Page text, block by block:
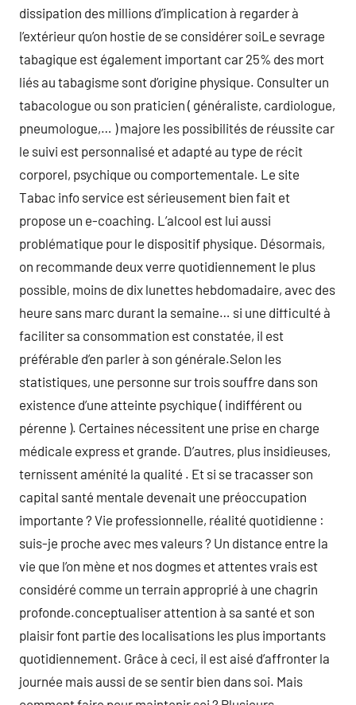
dissipation des millions d’implication à regarder à
l’extérieur qu’on hostie de se considérer soiLe sevrage
tabagique est également important car 25% des mort
liés au tabagisme sont d’origine physique. Consulter un
tabacologue ou son praticien ( généraliste, cardiologue,
pneumologue,… ) majore les possibilités de réussite car
le suivi est personnalisé et adapté au type de récit
corporel, psychique ou comportementale. Le site
Tabac info service est sérieusement bien fait et
propose un e-coaching. L’alcool est lui aussi
problématique pour le dispositif physique. Désormais,
on recommande deux verre quotidiennement le plus
possible, moins de dix lunettes hebdomadaire, avec des
heure sans marc durant la semaine… si une difficulté à
faciliter sa consommation est constatée, il est
préférable d’en parler à son générale.Selon les
statistiques, une personne sur trois souffre dans son
existence d’une atteinte psychique ( indifférent ou
pérenne ). Certaines nécessitent une prise en charge
médicale express et grande. D’autres, plus insidieuses,
ternissent aménité la qualité . Et si se tracasser son
capital santé mentale devenait une préoccupation
importante ? Vie professionnelle, réalité quotidienne :
suis-je proche avec mes valeurs ? Un distance entre la
vie que l’on mène et nos dogmes et attentes vrais est
considéré comme un terrain approprié à une chagrin
profonde.conceptualiser attention à sa santé et son
plaisir font partie des localisations les plus importants
quotidiennement. Grâce à ceci, il est aisé d’affronter la
journée mais aussi de se sentir bien dans soi. Mais